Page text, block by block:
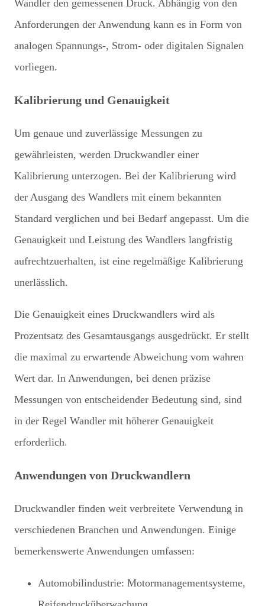
Wandler den gemessenen Druck. Abhängig von den
Anforderungen der Anwendung kann es in Form von
analogen Spannungs-, Strom- oder digitalen Signalen
vorliegen.
Kalibrierung und Genauigkeit
Um genaue und zuverlässige Messungen zu
gewährleisten, werden Druckwandler einer
Kalibrierung unterzogen. Bei der Kalibrierung wird
der Ausgang des Wandlers mit einem bekannten
Standard verglichen und bei Bedarf angepasst. Um die
Genauigkeit und Leistung des Wandlers langfristig
aufrechtzuerhalten, ist eine regelmäßige Kalibrierung
unerlässlich.
Die Genauigkeit eines Druckwandlers wird als
Prozentsatz des Gesamtausgangs ausgedrückt. Er stellt
die maximal zu erwartende Abweichung vom wahren
Wert dar. In Anwendungen, bei denen präzise
Messungen von entscheidender Bedeutung sind, sind
in der Regel Wandler mit höherer Genauigkeit
erforderlich.
Anwendungen von Druckwandlern
Druckwandler finden weit verbreitete Verwendung in
verschiedenen Branchen und Anwendungen. Einige
bemerkenswerte Anwendungen umfassen:
Automobilindustrie: Motormanagementsysteme,